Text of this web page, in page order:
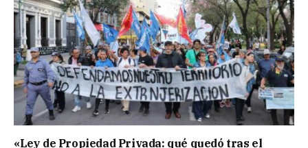
«Ley de Propiedad Privada: qué quedó tras el